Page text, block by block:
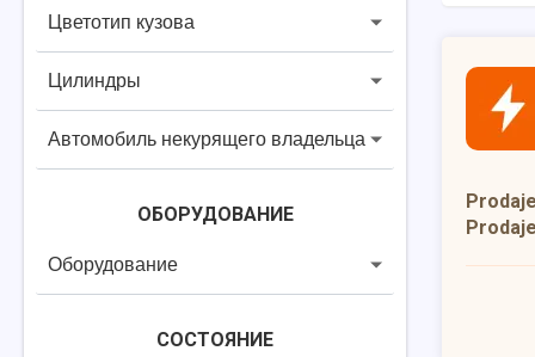
Цветотип кузова
Цилиндры
Автомобиль некурящего владельца
ОБОРУДОВАНИЕ
Оборудование
СОСТОЯНИЕ